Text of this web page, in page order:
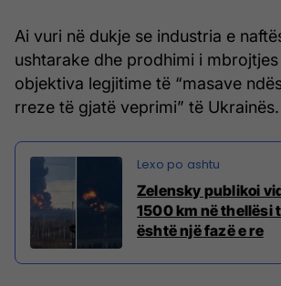
Ai vuri në dukje se industria e
ushtarake dhe prodhimi i mbrojtjes
objektiva legjitime të “masave
rreze të gjatë veprimi” të Ukrainës.
Zelensky publikoi
1500 km në thellësi
është një fazë e re